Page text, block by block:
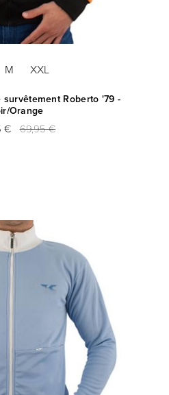
M XXL
survêtement Roberto '79 -
Orange
€ 69,95 €